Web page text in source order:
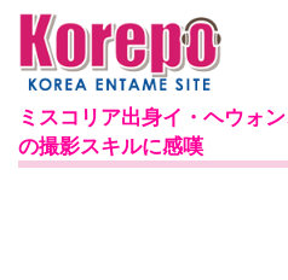
ミスコリア出身イ・ヘウォ
の撮影スキルに感嘆